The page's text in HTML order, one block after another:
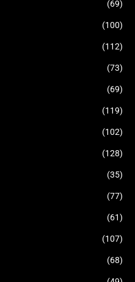
(69)
(100)
(112)
(73)
(69)
(119)
(102)
(128)
(35)
(77)
(61)
(107)
(68)